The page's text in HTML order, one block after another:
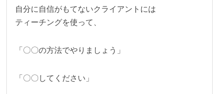
自分に自信がもてないクライアントには
ティーチングを使って、
「〇〇の方法でやりましょう」
「〇〇してください」